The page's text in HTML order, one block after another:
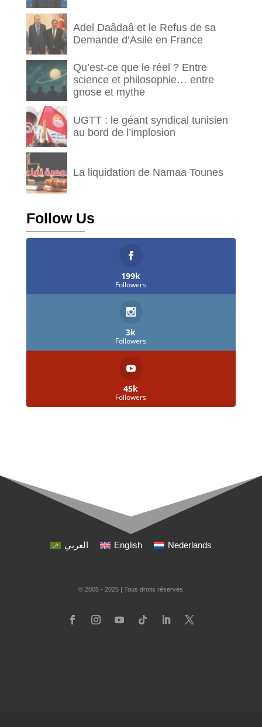
Adel Daâdaâ et le Refus de sa
Demande d’Asile en France
Qu’est-ce que le réel ? Entre
science et philosophie… entre
gnose et mythe
UGTT : le géant syndical tunisien
au bord de l’implosion
La liquidation de Namaa Tounes
Follow Us
199k
Followers
3k
Followers
45k
Followers
العربي English Nederlands
© 2005 - 2025 | Tous droits réservés